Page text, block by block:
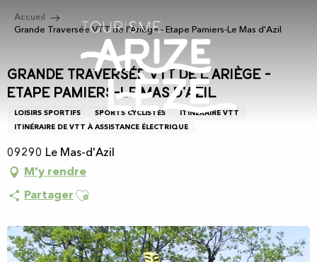
Accueil
Grande Traversée VTT de l'Ariège - Etape Pamiers-Le Mas d'Azil
Grande Traversée VTT de l'Ariège -
Etape Pamiers-Le Mas d'Azil
LOISIRS SPORTIFS SPORTS CYCLISTES
ITINÉRAIRE VTT
ITINÉRAIRE DE VTT À ASSISTANCE ÉLECTRIQUE
09290 Le Mas-d'Azil
M'y rendre
Partager Ajouter aux favoris